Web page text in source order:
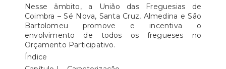
Nesse âmbito, a União das Freguesias de
Coimbra – Sé Nova, Santa Cruz, Almedina e São
Bartolomeu promove e incentiva o
envolvimento de todos os fregueses no
Orçamento Participativo.
Índice